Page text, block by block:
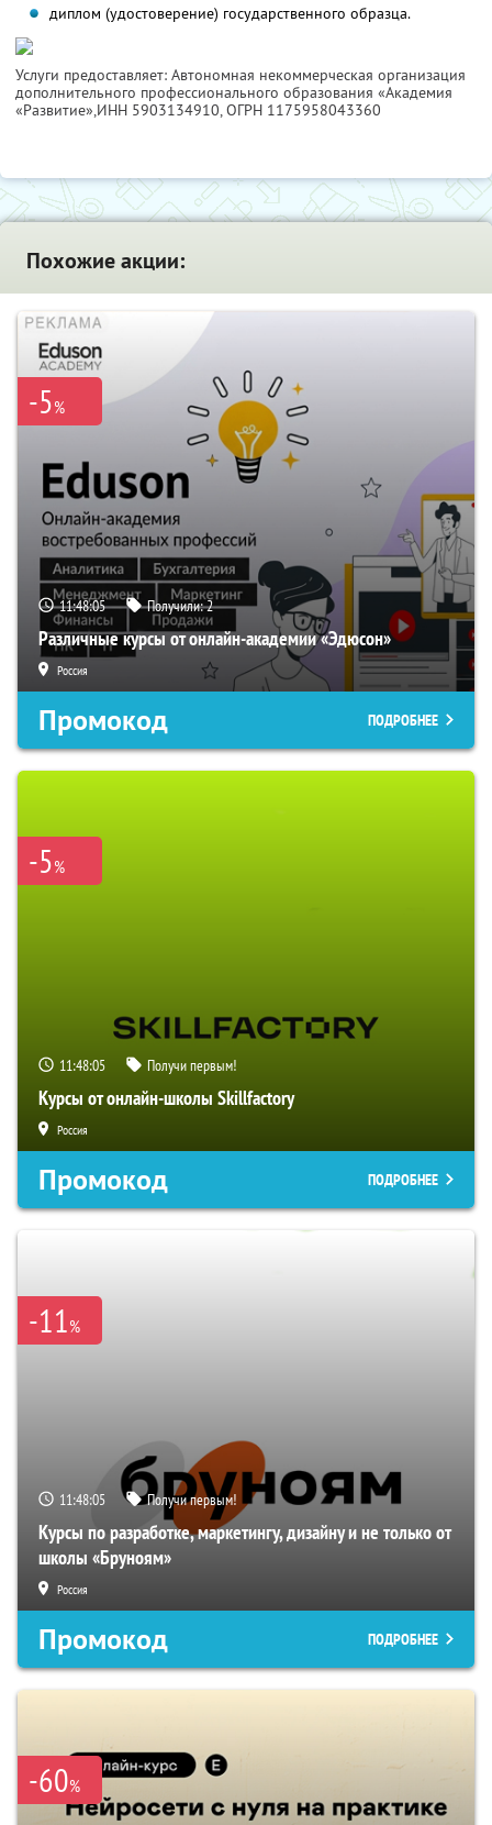
диплом (удостоверение) государственного образца.
Услуги предоставляет: Автономная некоммерческая организация
дополнительного профессионального образования «Академия
«Развитие»,ИНН 5903134910, ОГРН 1175958043360
Похожие акции:
-5%
11:48:04 Получили:2
Различные курсы от онлайн-академии «Эдюсон»
Россия
Промокод ПОДРОБНЕЕ
-5%
11:48:04 Получи первым!
Курсы от онлайн-школы Skillfactory
Россия
Промокод ПОДРОБНЕЕ
-11%
11:48:04 Получи первым!
Курсы по разработке, маркетингу, дизайну и не только от
школы «Бруноям»
Россия
Промокод ПОДРОБНЕЕ
-60%